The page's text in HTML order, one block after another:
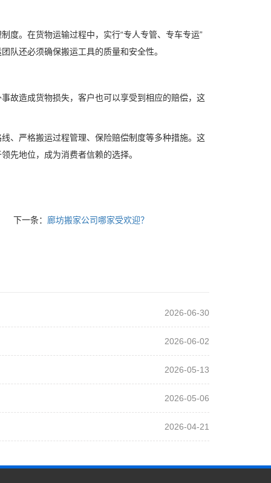
度。在货物运输过程中，实行“专人专管、专车专运”
队还必须确保搬运工具的质量和安全性。
故造成货物损失，客户也可以享受到相应的赔偿，这
、严格搬运过程管理、保险赔偿制度等多种措施。这
先地位，成为消费者信赖的选择。
下一条： 廊坊搬家公司哪家受欢迎？
2026-06-30
2026-06-02
2026-05-13
2026-05-06
2026-04-21